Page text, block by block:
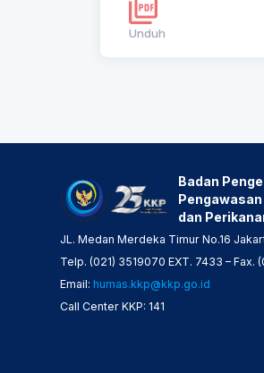
Unduh
Badan
dan
JL. Medan Merdeka Timur No.16
Telp. (021) 3519070 EXT. 7433 – Fax.
Email: humas.kkp@kkp.go.id
Call Center KKP: 141